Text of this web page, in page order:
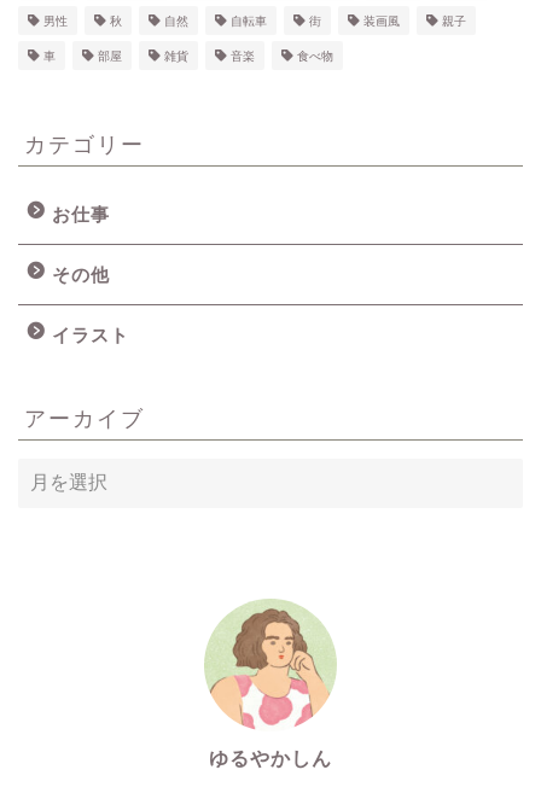
男性 秋 自然 自転車 街 装画風 親子
車 部屋 雑貨 音楽 食べ物
カテゴリー
お仕事
その他
イラスト
アーカイブ
ア
ー
ゆるやかしん